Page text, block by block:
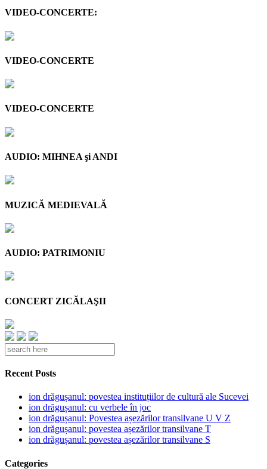
VIDEO-CONCERTE:
VIDEO-CONCERTE
VIDEO-CONCERTE
AUDIO: MIHNEA şi ANDI
MUZICĂ MEDIEVALĂ
AUDIO: PATRIMONIU
CONCERT ZICĂLAŞII
Recent Posts
ion drăgușanul: povestea instituțiilor de cultură ale Sucevei
ion drăgușanul: cu verbele în joc
ion drăgușanul: Povestea așezărilor transilvane U V Z
ion drăgușanul: povestea așezărilor transilvane T
ion drăgușanul: povestea așezărilor transilvane S
Categories